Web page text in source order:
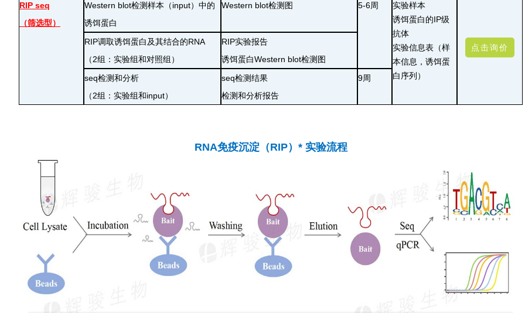
RIP seq
（筛选型）
Western blot检测样本（input）中的
诱饵蛋白
Western blot检测图 5-6周
实验样本
诱饵蛋白的IP级
抗体
实验信息表 （样
本信息，诱饵蛋
白序列）
点击询价
RIP调取诱饵蛋白及其结合的RNA
（2组：实验组和对照组）
RIP实验报告
诱饵蛋白Western blot检测图
seq检测和分析
（2组：实验组和input）
seq检测结果
检测和分析报告
9周
RNA免疫沉淀（RIP）* 实验流程